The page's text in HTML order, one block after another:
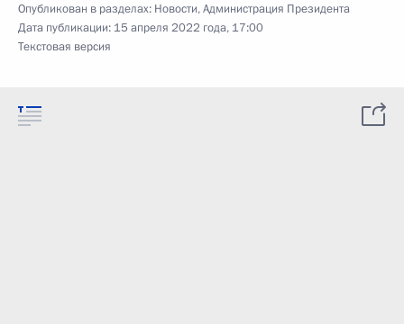
Опубликован в разделах: Новости,Администрация Президента
Дата публикации: 15 апреля 2022 года, 17:00
Текстовая версия